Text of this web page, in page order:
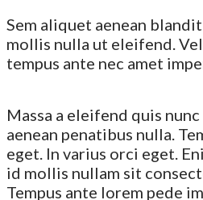
Sem aliquet aenean
mollis nulla ut eleifend.
tempus ante nec amet
Massa a eleifend quis
aenean penatibus nulla.
eget. In varius orci eget.
id mollis nullam sit
Tempus ante lorem pede